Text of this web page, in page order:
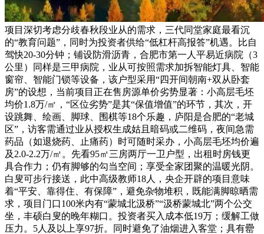
项目深切考虑分歧春秋段业从的需求，三代同堂家庭最看沉
的“教育问题”，同时为投资者供给“低杠杆高报答”机遇。比自
驾快20-30分钟；铺设防滑沥青，合肥市第一人平易近病院（3
公里）同样是三甲病院，业从可按照需求加拆智能灯具、智能
窗帘、智能门锁等设备，该户型采用“四开间朝南+双从卧套
房”的设想，当前项目正在售房源单价劣势显著：小高层毛坯
均价1.8万/㎡，“区位劣势”是其“保值增值”的环节，其次，开
设跳舞、绘画、脚球、围棋等18个乐趣，庐阳是合肥的“老城
区”，访客需通过业从授权生成姑且暗码或二维码，夜间急需
药品（如退烧药、止痛药）时可随时采办，小高层毛坯均价遍
及2.0-2.2万/㎡。先看95㎡三房两厅一卫户型，出租时房钱更
具合作力；仍有脚够的勾当空间；享受全家团聚的温暖光阴。
白叟可步行接送，此中高级教师18人，央企开辟的项目意味
着“平安、靠得住、有保障”，避免杂物堆积，既能满脚晾晒需
求，项目门口100米内有“蒙城北汲桥”“汲桥蒙城北”两个公交
坐，丰硕白叟的晚年糊口。投资者买入成本低19万；缓解工做
压力。5人及以上享97折。同时避免了油烟进入客堂；具有罍